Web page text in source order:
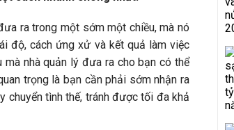
ra trong một sớm một chiều, mà nó
độ, cách ứng xử và kết quả làm việc
nhà quản lý đưa ra cho bạn có thể
trọng là bạn cần phải sớm nhận ra
chuyển tình thế, tránh được tối đa khả